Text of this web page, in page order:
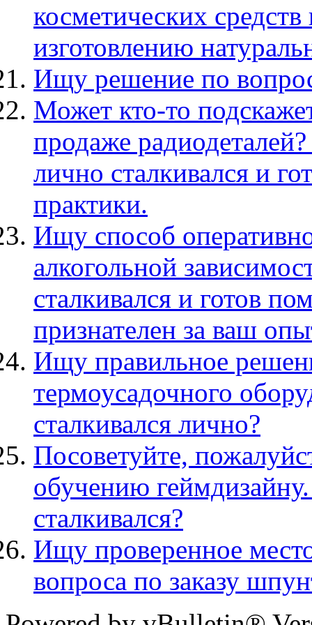
косметических
изготовлению
Ищу решение по
Может кто-то
продаже
лично сталкивался и
практики.
Ищу способ
алкогольной
сталкивался и готов
признателен за ваш
Ищу правильное
термоусадочного
сталкивался лично?
Посоветуйте,
обучению
сталкивался?
Ищу проверенное
вопроса по заказу